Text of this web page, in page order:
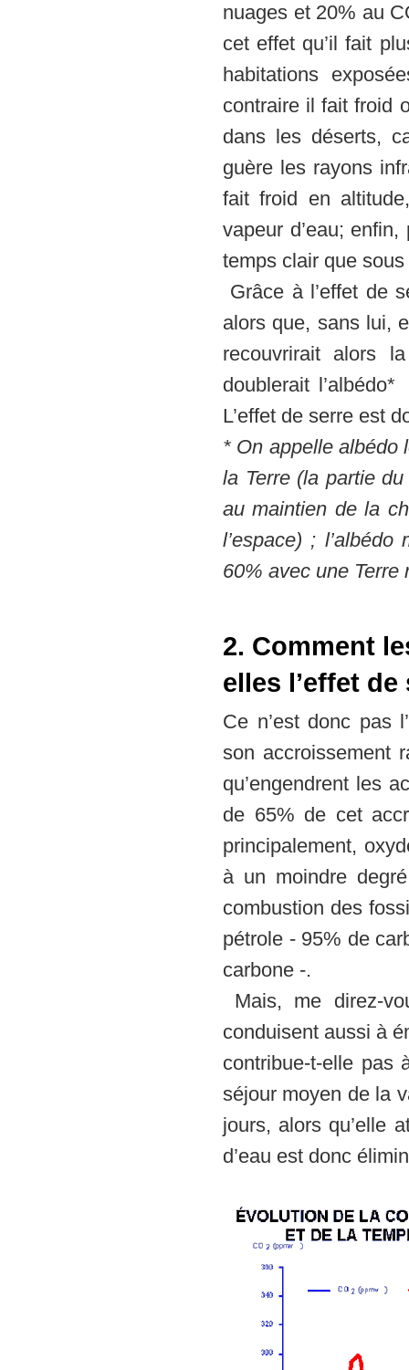
nuages et 20% au
cet effet qu’il fait
habitations
contraire il fait froid
dans les déserts,
guère les rayons
fait froid en
vapeur d’eau;
temps clair que
Grâce à l’effet de
alors que, sans lui,
recouvrirait alors
doublerait
L’effet de serre est
* On appelle albédo
la Terre (la partie
au maintien de la
l’espace) ;
60% avec une Terre
2. Comment
elles l’effet de
Ce n’est donc pas
son accroissement
qu’engendrent les
de 65% de cet
principalement,
à un moindre
combustion des
pétrole - 95% de
carbone -.
Mais, me direz-
conduisent aussi à
contribue-t-elle pas
séjour moyen de la
jours, alors qu’elle
d’eau est donc